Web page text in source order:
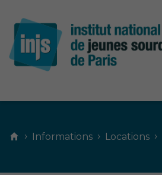
› Informations › Locations ›